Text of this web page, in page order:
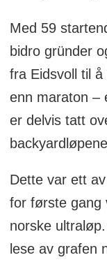
Med 59
bidro gründer
fra Eidsvoll til
enn maraton –
er delvis tatt
Dette var ett
for første gang
norske
lese av grafen